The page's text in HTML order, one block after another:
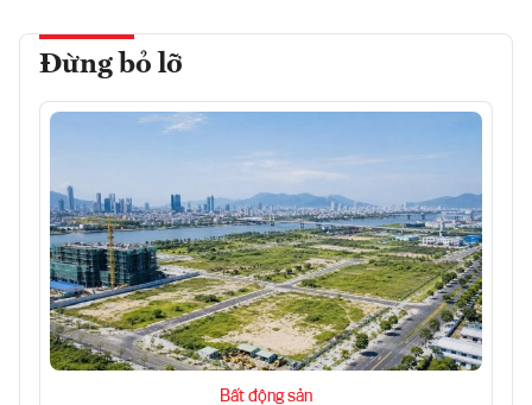
Đừng bỏ lỡ
Bất động sản